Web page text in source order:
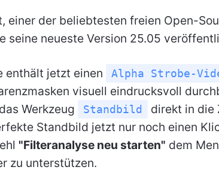
einer der beliebtesten freien Open-
seine neueste Version 25.05
enthält jetzt einen Alpha Strobe-
visuell eindrucksvoll
Werkzeug
Standbild
direkt in die
Standbild jetzt nur noch einen
"Filteranalyse neu starten" dem
zu unterstützen.